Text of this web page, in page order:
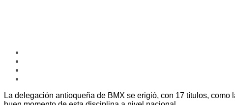
La delegación antioqueña de BMX se erigió, con 17 títulos,